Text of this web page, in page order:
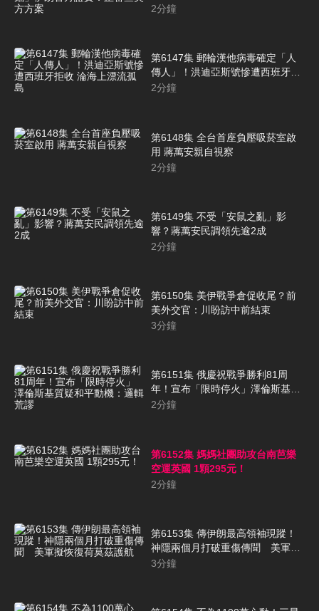
方證實：正審查美方方案
2分鐘
第6147集 郵輪漢他病毒確定「人
傳人」！洪迪亞斯號慘遭西班牙拒
收 淪海上漂流孤島
2分鐘
第6148集 全台首座負壓吸菸室啟
用 蔣萬安親自視察
2分鐘
第6149集 不受「安鼠之亂」影
響？蔣萬安民調領先逾2成
2分鐘
第6150集 美伊戰爭倉促收尾？前
美外交官：川盼訪中前結束
3分鐘
第6151集 俄慶祝戰爭勝利81周
年！宣布「限時停火」澤倫斯基質
疑和平動機：邏輯荒謬
2分鐘
第6152集 媽媽社團助攻台南芭樂
空運英國 1顆295元！
2分鐘
第6153集 傳伊朗最高領袖現蹤！
神隱兩個月打破重傷傳聞 美軍擬
恢復荷莫茲護航
3分鐘